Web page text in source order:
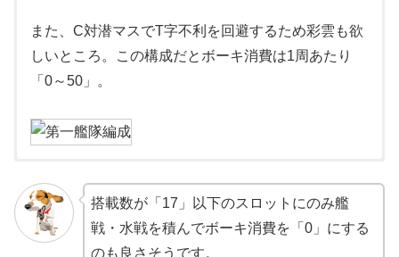
また、C対潜マスでT字不利を回避するため彩雲も欲
しいところ。この構成だとボーキ消費は1周あたり
「0～50」。
て、第二艦隊の対潜要員で「潜水新棲姫」を開幕雷
撃前に大破～撃沈して無力化するので、「先制対潜
×4～5」を組み込んだ。
搭載数が「17」以下のスロットにのみ艦
戦・水戦を積んでボーキ消費を「0」にする
のも良さそうです。